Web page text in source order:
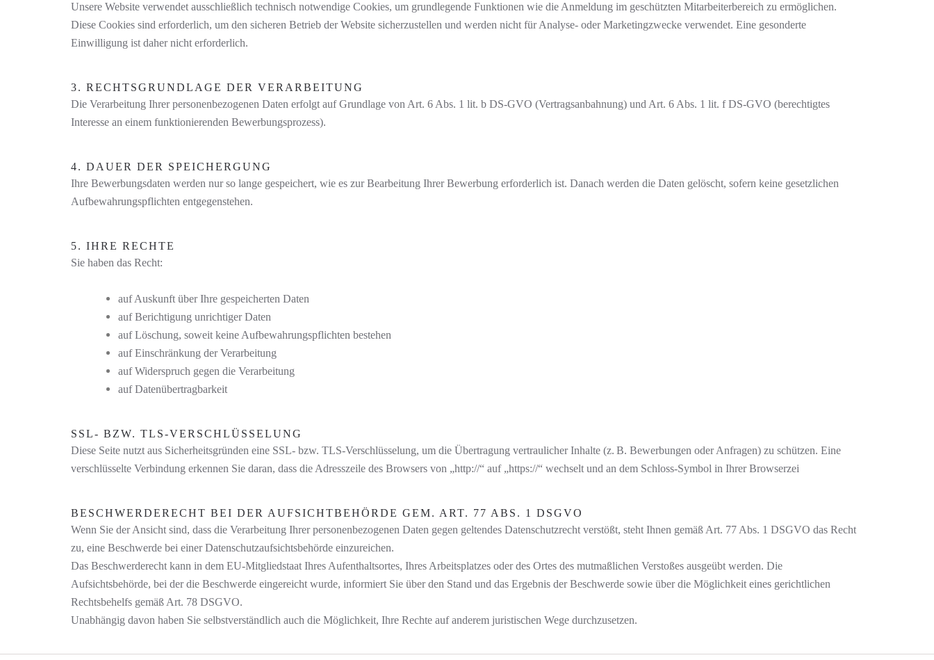
Unsere Website verwendet ausschließlich technisch notwendige Cookies, um grundlegende Funktionen wie die Anmeldung im geschützten Mitarbeiterbereich zu ermöglichen.
Diese Cookies sind erforderlich, um den sicheren Betrieb der Website sicherzustellen und werden nicht für Analyse- oder Marketingzwecke verwendet. Eine gesonderte
Einwilligung ist daher nicht erforderlich.
3. RECHTSGRUNDLAGE DER VERARBEITUNG
Die Verarbeitung Ihrer personenbezogenen Daten erfolgt auf Grundlage von Art. 6 Abs. 1 lit. b DS-GVO (Vertragsanbahnung) und Art. 6 Abs. 1 lit. f DS-GVO (berechtigtes
Interesse an einem funktionierenden Bewerbungsprozess).
4. DAUER DER SPEICHERGUNG
Ihre Bewerbungsdaten werden nur so lange gespeichert, wie es zur Bearbeitung Ihrer Bewerbung erforderlich ist. Danach werden die Daten gelöscht, sofern keine gesetzlichen
Aufbewahrungspflichten entgegenstehen.
5. IHRE RECHTE
Sie haben das Recht:
auf Auskunft über Ihre gespeicherten Daten
auf Berichtigung unrichtiger Daten
auf Löschung, soweit keine Aufbewahrungspflichten bestehen
auf Einschränkung der Verarbeitung
auf Widerspruch gegen die Verarbeitung
auf Datenübertragbarkeit
SSL- BZW. TLS-VERSCHLÜSSELUNG
Diese Seite nutzt aus Sicherheitsgründen eine SSL- bzw. TLS-Verschlüsselung, um die Übertragung vertraulicher Inhalte (z. B. Bewerbungen oder Anfragen) zu schützen. Eine
verschlüsselte Verbindung erkennen Sie daran, dass die Adresszeile des Browsers von „http://“ auf „https://“ wechselt und an dem Schloss-Symbol in Ihrer Browserzei
BESCHWERDERECHT BEI DER AUFSICHTBEHÖRDE GEM. ART. 77 ABS. 1 DSGVO
Wenn Sie der Ansicht sind, dass die Verarbeitung Ihrer personenbezogenen Daten gegen geltendes Datenschutzrecht verstößt, steht Ihnen gemäß Art. 77 Abs. 1 DSGVO das Recht
zu, eine Beschwerde bei einer Datenschutzaufsichtsbehörde einzureichen.
Das Beschwerderecht kann in dem EU-Mitgliedstaat Ihres Aufenthaltsortes, Ihres Arbeitsplatzes oder des Ortes des mutmaßlichen Verstoßes ausgeübt werden. Die
Aufsichtsbehörde, bei der die Beschwerde eingereicht wurde, informiert Sie über den Stand und das Ergebnis der Beschwerde sowie über die Möglichkeit eines gerichtlichen
Rechtsbehelfs gemäß Art. 78 DSGVO.
Unabhängig davon haben Sie selbstverständlich auch die Möglichkeit, Ihre Rechte auf anderem juristischen Wege durchzusetzen.